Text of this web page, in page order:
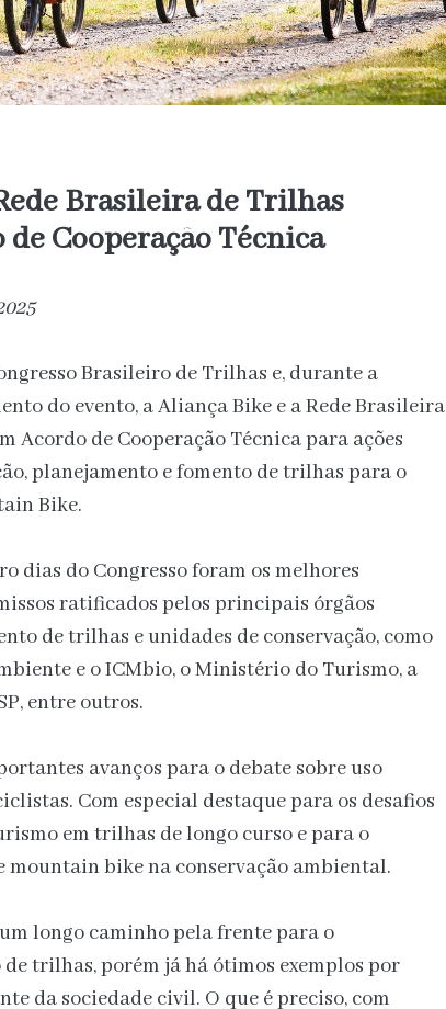
Brasileira de Trilhas
Cooperação Técnica
Brasileiro de Trilhas e, durante a
do evento, a Aliança Bike e a Rede Brasileira
Acordo de Cooperação Técnica para ações
planejamento e fomento de trilhas para o
Bike.
dias do Congresso foram os melhores
ratificados pelos principais órgãos
de trilhas e unidades de conservação, como
e o ICMbio, o Ministério do Turismo, a
entre outros.
avanços para o debate sobre uso
Com especial destaque para os desafios
em trilhas de longo curso e para o
bike na conservação ambiental.
longo caminho pela frente para o
trilhas, porém já há ótimos exemplos por
da sociedade civil. O que é preciso, com